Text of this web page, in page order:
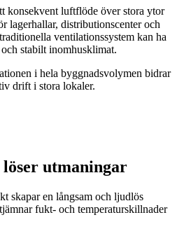
konsekvent luftflöde över stora ytor
lagerhallar, distributionscenter och
ventilationssystem kan ha
stabilt inomhusklimat.
i hela byggnadsvolymen bidrar
drift i stora lokaler.
utmaningar
en långsam och ljudlös
fukt- och temperaturskillnader